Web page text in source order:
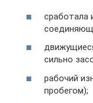
сработала
сильно
рабочий
пробегом);